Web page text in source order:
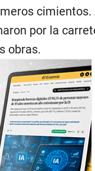
por la
obras.